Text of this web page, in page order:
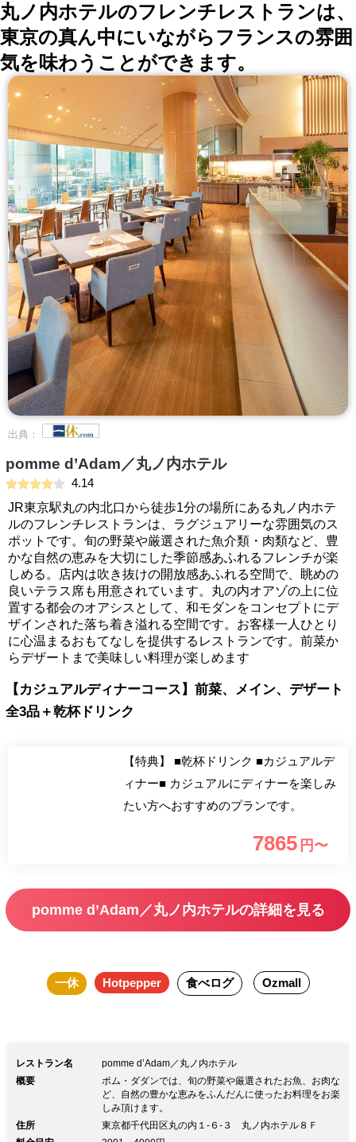
丸ノ内ホテルのフレンチレストランは、
東京の真ん中にいながらフランスの雰囲
気を味わうことができます。
出典：
pomme d’Adam／丸ノ内ホテル
4.14
JR東京駅丸の内北口から徒歩1分の場所にある丸ノ内ホテ
ルのフレンチレストランは、ラグジュアリーな雰囲気のス
ポットです。旬の野菜や厳選された魚介類・肉類など、豊
かな自然の恵みを大切にした季節感あふれるフレンチが楽
しめる。店内は吹き抜けの開放感あふれる空間で、眺めの
良いテラス席も用意されています。丸の内オアゾの上に位
置する都会のオアシスとして、和モダンをコンセプトにデ
ザインされた落ち着き溢れる空間です。お客様一人ひとり
に心温まるおもてなしを提供するレストランです。前菜か
らデザートまで美味しい料理が楽しめます
【カジュアルディナーコース】前菜、メイン、デザート
全3品＋乾杯ドリンク
【特典】 ■乾杯ドリンク ■カジュアルデ
ィナー■ カジュアルにディナーを楽しみ
たい方へおすすめのプランです。
7865 円〜
pomme d’Adam／丸ノ内ホテルの詳細を見る
一休 Hotpepper 食べログ Ozmall
レストラン名
pomme d’Adam／丸ノ内ホテル
概要
ポム・ダダンでは、旬の野菜や厳選されたお魚、お肉な
ど、自然の豊かな恵みをふんだんに使ったお料理をお楽
しみ頂けます。
住所
東京都千代田区丸の内１-６-３ 丸ノ内ホテル８Ｆ